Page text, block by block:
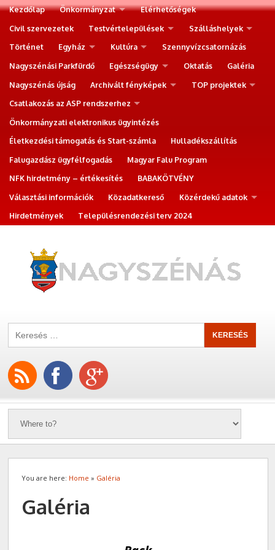
Kezdőlap Önkormányzat
Elérhetőségek
Civil szervezetek
Testvértelepülések
Szálláshelyek
Történet
Egyház Kultúra
Szennyvízcsatornázás
Nagyszénási Parkfürdő
Egészségügy Oktatás
Galéria
Nagyszénás újság
Archivált fényképek
TOP projektek
Csatlakozás az ASP rendszerhez
Önkormányzati elektronikus ügyintézés
Életkezdési támogatás és Start-számla
Hulladékszállítás
Falugazdász ügyfélfogadás
Magyar Falu Program
NFK hirdetmény – értékesítés
BABAKÖTVÉNY
Választási információk
Közadatkereső
Közérdekű adatok
Hirdetmények
Településrendezési terv 2024
You are here: Home » Galéria
Galéria